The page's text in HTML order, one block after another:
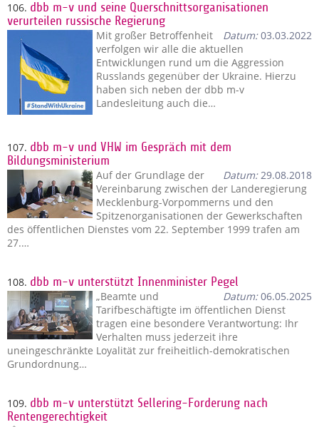
106. dbb m-v und seine Querschnittsorganisationen
verurteilen russische Regierung
Datum:03.03.2022
Mit großer Betroffenheit
verfolgen wir alle die aktuellen
Entwicklungen rund um die Aggression
Russlands gegenüber der Ukraine. Hierzu
haben sich neben der dbb m-v
Landesleitung auch die…
107. dbb m-v und VHW im Gespräch mit dem
Bildungsministerium
Datum:29.08.2018
Auf der Grundlage der
Vereinbarung zwischen der Landeregierung
Mecklenburg-Vorpommerns und den
Spitzenorganisationen der Gewerkschaften
des öffentlichen Dienstes vom 22. September 1999 trafen am
27.…
108. dbb m-v unterstützt Innenminister Pegel
Datum:06.05.2025
„Beamte und
Tarifbeschäftigte im öffentlichen Dienst
tragen eine besondere Verantwortung: Ihr
Verhalten muss jederzeit ihre
uneingeschränkte Loyalität zur freiheitlich-demokratischen
Grundordnung…
109. dbb m-v unterstützt Sellering-Forderung nach
Rentengerechtigkeit